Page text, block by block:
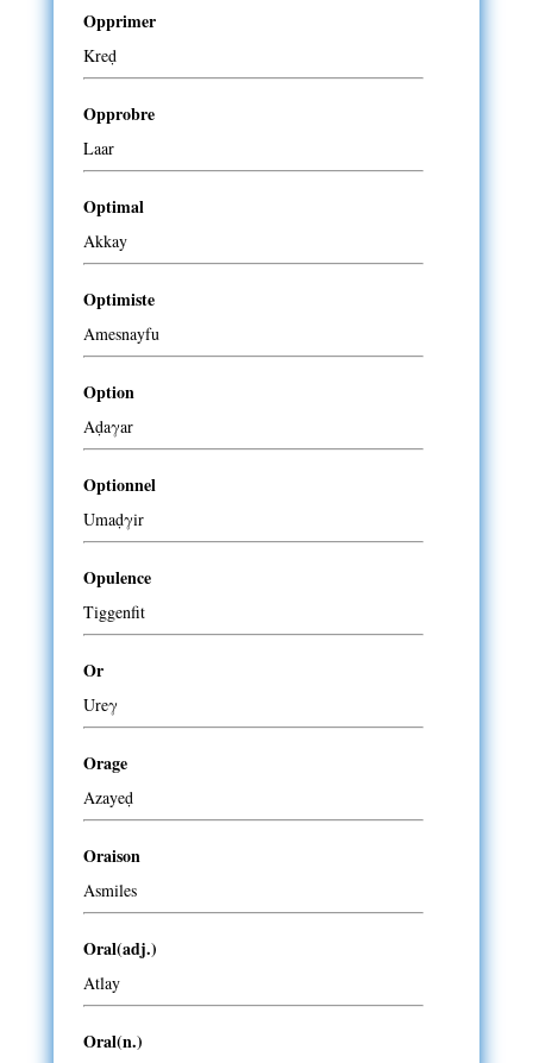
Opprimer
Kreḍ
Opprobre
Laar
Optimal
Akkay
Optimiste
Amesnayfu
Option
Aḍaγar
Optionnel
Umaḍγir
Opulence
Tiggenfit
Or
Ureγ
Orage
Azayeḍ
Oraison
Asmiles
Oral(adj.)
Atlay
Oral(n.)